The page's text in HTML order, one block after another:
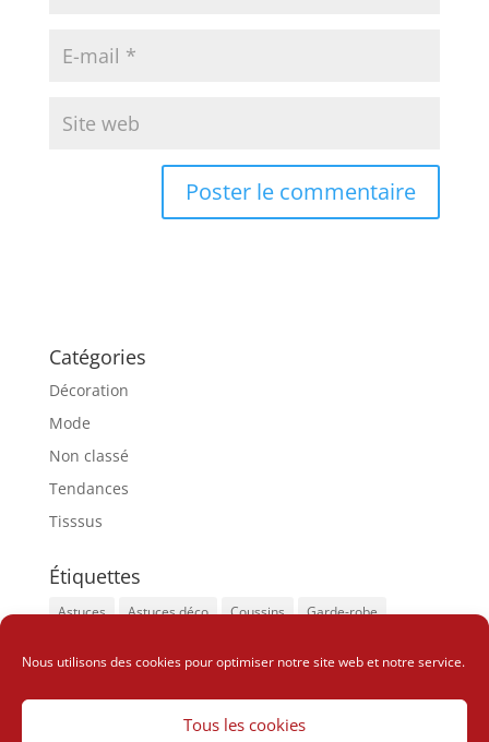
Nous utilisons des cookies pour optimiser notre site web et notre service.
Tous les cookies
Catégories
Décoration
Mode
Non classé
Tendances
Tisssus
Étiquettes
Astuces Astuces déco Coussins
Garde-robe